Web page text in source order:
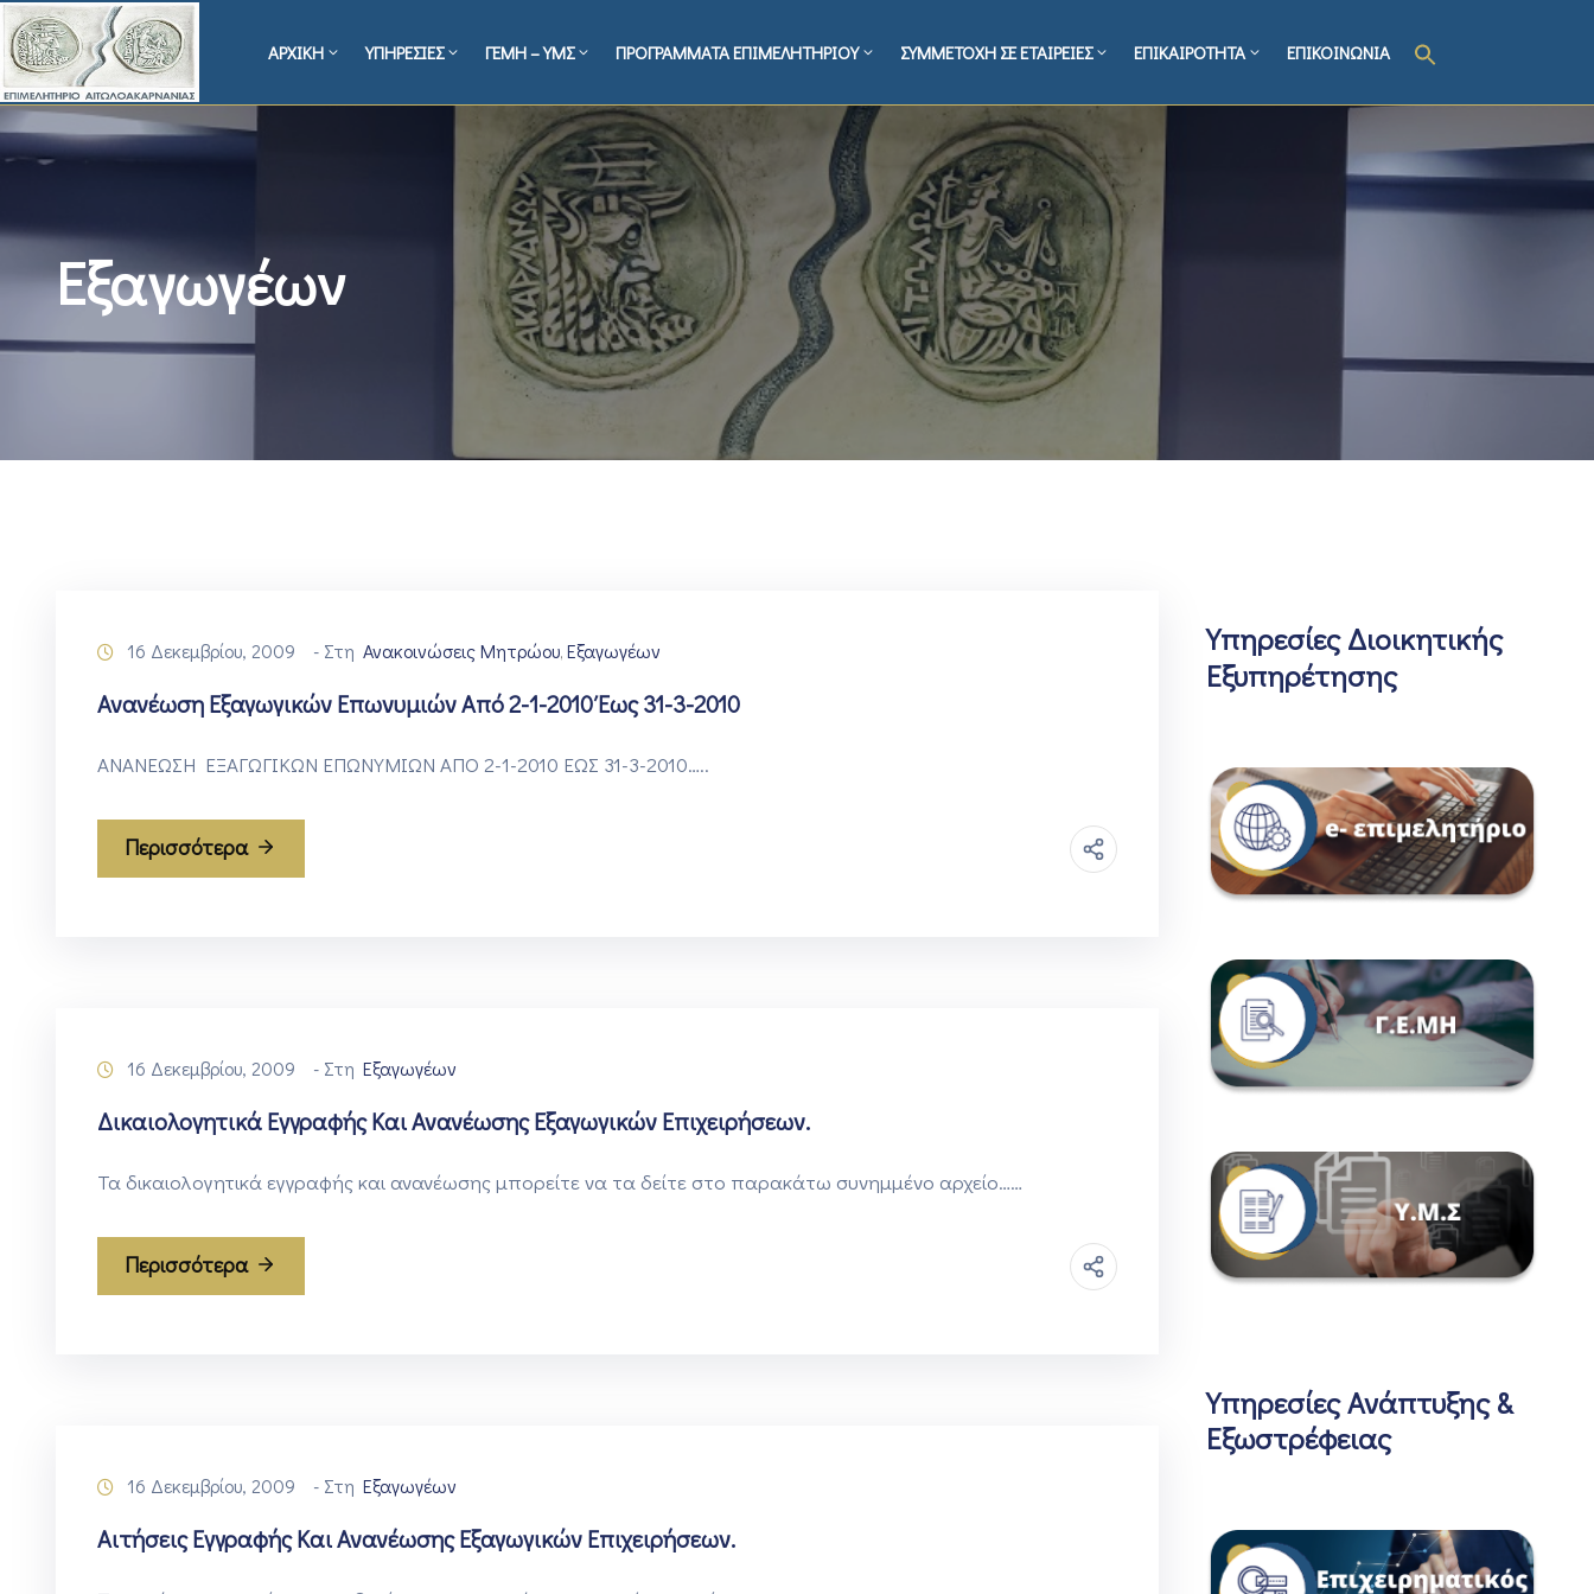
ΑΡΧΙΚΗ ΥΠΗΡΕΣΙΕΣ ΓΕΜΗ – ΥΜΣ ΠΡΟΓΡΑΜΜΑΤΑ ΕΠΙΜΕΛΗΤΗΡΙΟΥ ΣΥΜΜΕΤΟΧΗ ΣΕ ΕΤΑΙΡΕΙΕΣ ΕΠΙΚΑΙΡΟΤΗΤΑ ΕΠΙΚΟΙΝΩΝΙΑ
Εξαγωγέων
16 Δεκεμβρίου, 2009 - Στη Ανακοινώσεις Μητρώου‚ Εξαγωγέων
Ανανέωση Εξαγωγικών Επωνυμιών Από 2-1-2010 Έως 31-3-2010
ΑΝΑΝΕΩΣΗ ΕΞΑΓΩΓΙΚΩΝ ΕΠΩΝΥΜΙΩΝ ΑΠΟ 2-1-2010 ΕΩΣ 31-3-2010…..
Περισσότερα
16 Δεκεμβρίου, 2009 - Στη Εξαγωγέων
Δικαιολογητικά Εγγραφής Και Ανανέωσης Εξαγωγικών Επιχειρήσεων.
Τα δικαιολογητικά εγγραφής και ανανέωσης μπορείτε να τα δείτε στο παρακάτω συνημμένο αρχείο……
Περισσότερα
16 Δεκεμβρίου, 2009 - Στη Εξαγωγέων
Αιτήσεις Εγγραφής Και Ανανέωσης Εξαγωγικών Επιχειρήσεων.
Υπηρεσίες Διοικητικής
Εξυπηρέτησης
Υπηρεσίες Ανάπτυξης &
Εξωστρέφειας